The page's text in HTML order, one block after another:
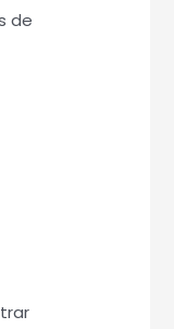
de